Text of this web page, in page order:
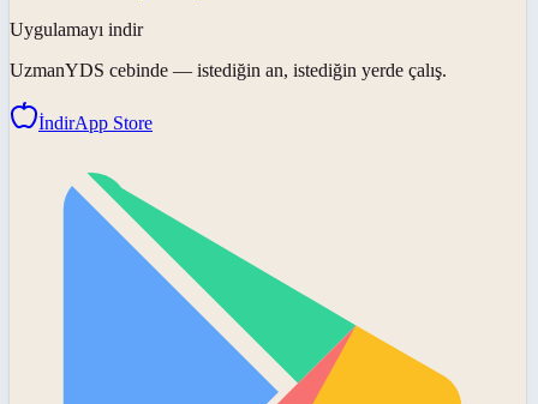
Uygulamayı indir
UzmanYDS cebinde — istediğin an, istediğin yerde çalış.
İndirApp Store